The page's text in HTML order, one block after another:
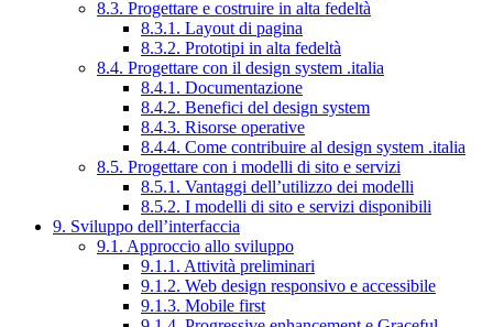
8.3. Progettare e costruire in alta fedeltà
8.3.1. Layout di pagina
8.3.2. Prototipi in alta fedeltà
8.4. Progettare con il design system .italia
8.4.1. Documentazione
8.4.2. Benefici del design system
8.4.3. Risorse operative
8.4.4. Come contribuire al design system .italia
8.5. Progettare con i modelli di sito e servizi
8.5.1. Vantaggi dell’utilizzo dei modelli
8.5.2. I modelli di sito e servizi disponibili
9. Sviluppo dell’interfaccia
9.1. Approccio allo sviluppo
9.1.1. Attività preliminari
9.1.2. Web design responsivo e accessibile
9.1.3. Mobile first